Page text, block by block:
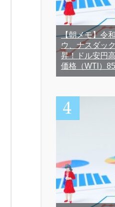
【朝メモ】令
ウ、ナスダッ
昇！ドル安円
価格（WTI）